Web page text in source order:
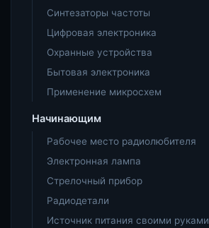
Синтезаторы частоты
Цифровая электроника
Охранные устройства
Бытовая электроника
Применение микросхем
Начинающим
Рабочее место радиолюбителя
Электронная лампа
Стрелочный прибор
Радиодетали
Источник питания своими руками